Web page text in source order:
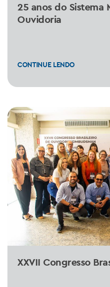
25 anos do Sistema
Ouvidoria
CONTINUE LENDO
XXVII Congresso